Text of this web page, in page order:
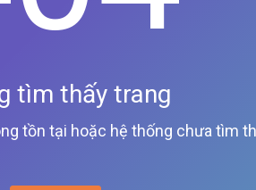
tìm thấy trang
tồn tại hoặc hệ thống chưa tìm